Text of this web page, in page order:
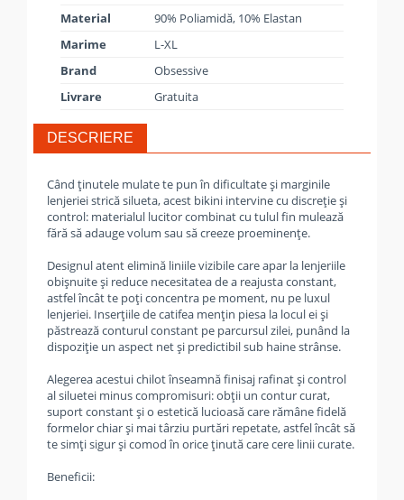
Material
90% Poliamidă, 10% Elastan
Marime
L-XL
Brand
Obsessive
Livrare
Gratuita
DESCRIERE
Când ținutele mulate te pun în dificultate și marginile
lenjeriei strică silueta, acest bikini intervine cu discreție și
control: materialul lucitor combinat cu tulul fin mulează
fără să adauge volum sau să creeze proeminențe.
Designul atent elimină liniile vizibile care apar la lenjeriile
obișnuite și reduce necesitatea de a reajusta constant,
astfel încât te poți concentra pe moment, nu pe luxul
lenjeriei. Inserțiile de catifea mențin piesa la locul ei și
păstrează conturul constant pe parcursul zilei, punând la
dispoziție un aspect net și predictibil sub haine strânse.
Alegerea acestui chilot înseamnă finisaj rafinat și control
al siluetei minus compromisuri: obții un contur curat,
suport constant și o estetică lucioasă care rămâne fidelă
formelor chiar și mai târziu purtări repetate, astfel încât să
te simți sigur și comod în orice ținută care cere linii curate.
Beneficii: